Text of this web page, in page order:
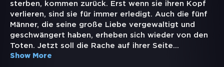
sterben, kommen zurück. Erst wenn sie ihren Kopf
verlieren, sind sie für immer erledigt. Auch die fünf
Männer, die seine große Liebe vergewaltigt und
geschwängert haben, erheben sich wieder von den
Toten. Jetzt soll die Rache auf ihrer Seite...
Show More